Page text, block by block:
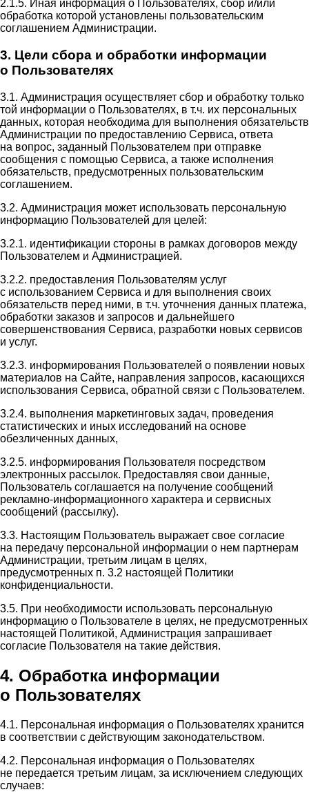
2.1.5. Иная информация о Пользователях, сбор и/или
обработка которой установлены пользовательским
соглашением Администрации.
3. Цели сбора и обработки информации
о Пользователях
3.1. Администрация осуществляет сбор и обработку только
той информации о Пользователях, в т.ч. их персональных
данных, которая необходима для выполнения обязательств
Администрации по предоставлению Сервиса, ответа
на вопрос, заданный Пользователем при отправке
сообщения с помощью Сервиса, а также исполнения
обязательств, предусмотренных пользовательским
соглашением.
3.2. Администрация может использовать персональную
информацию Пользователей для целей:
3.2.1. идентификации стороны в рамках договоров между
Пользователем и Администрацией.
3.2.2. предоставления Пользователям услуг
с использованием Сервиса и для выполнения своих
обязательств перед ними, в т.ч. уточнения данных платежа,
обработки заказов и запросов и дальнейшего
совершенствования Сервиса, разработки новых сервисов
и услуг.
3.2.3. информирования Пользователей о появлении новых
материалов на Сайте, направления запросов, касающихся
использования Сервиса, обратной связи с Пользователем.
3.2.4. выполнения маркетинговых задач, проведения
статистических и иных исследований на основе
обезличенных данных,
3.2.5. информирования Пользователя посредством
электронных рассылок. Предоставляя свои данные,
Пользователь соглашается на получение сообщений
рекламно-информационного характера и сервисных
сообщений (рассылку).
3.3. Настоящим Пользователь выражает свое согласие
на передачу персональной информации о нем партнерам
Администрации, третьим лицам в целях,
предусмотренных п. 3.2 настоящей Политики
конфиденциальности.
3.5. При необходимости использовать персональную
информацию о Пользователе в целях, не предусмотренных
настоящей Политикой, Администрация запрашивает
согласие Пользователя на такие действия.
4. Обработка информации
о Пользователях
4.1. Персональная информация о Пользователях хранится
в соответствии с действующим законодательством.
4.2. Персональная информация о Пользователях
не передается третьим лицам, за исключением следующих
случаев: